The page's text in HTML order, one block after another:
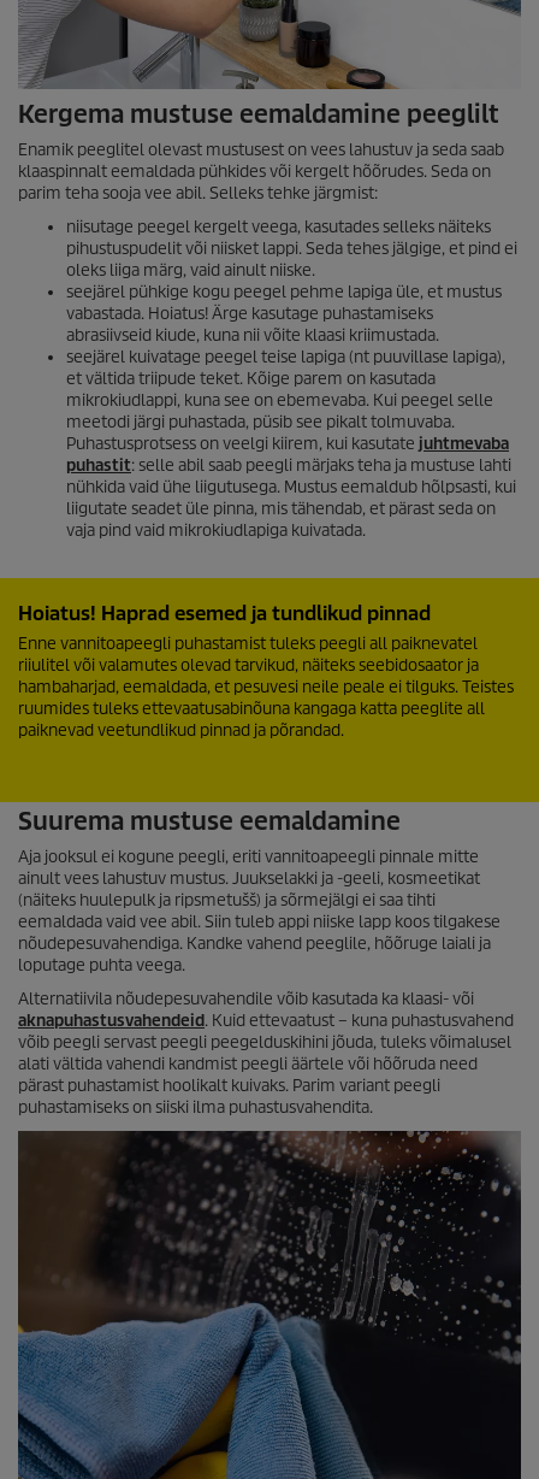
Kergema mustuse eemaldamine peeglilt
Enamik peeglitel olevast mustusest on vees lahustuv ja seda saab
klaaspinnalt eemaldada pühkides või kergelt hõõrudes. Seda on
parim teha sooja vee abil. Selleks tehke järgmist:
niisutage peegel kergelt veega, kasutades selleks näiteks
pihustuspudelit või niisket lappi. Seda tehes jälgige, et pind ei
oleks liiga märg, vaid ainult niiske.
seejärel pühkige kogu peegel pehme lapiga üle, et mustus
vabastada. Hoiatus! Ärge kasutage puhastamiseks
abrasiivseid kiude, kuna nii võite klaasi kriimustada.
seejärel kuivatage peegel teise lapiga (nt puuvillase lapiga),
et vältida triipude teket. Kõige parem on kasutada
mikrokiudlappi, kuna see on ebemevaba. Kui peegel selle
meetodi järgi puhastada, püsib see pikalt tolmuvaba.
Puhastusprotsess on veelgi kiirem, kui kasutate juhtmevaba
puhastit: selle abil saab peegli märjaks teha ja mustuse lahti
nühkida vaid ühe liigutusega. Mustus eemaldub hõlpsasti, kui
liigutate seadet üle pinna, mis tähendab, et pärast seda on
vaja pind vaid mikrokiudlapiga kuivatada.
Hoiatus! Haprad esemed ja tundlikud pinnad
Enne vannitoapeegli puhastamist tuleks peegli all paiknevatel
riiulitel või valamutes olevad tarvikud, näiteks seebidosaator ja
hambaharjad, eemaldada, et pesuvesi neile peale ei tilguks. Teistes
ruumides tuleks ettevaatusabinõuna kangaga katta peeglite all
paiknevad veetundlikud pinnad ja põrandad.
Suurema mustuse eemaldamine
Aja jooksul ei kogune peegli, eriti vannitoapeegli pinnale mitte
ainult vees lahustuv mustus. Juukselakki ja -geeli, kosmeetikat
(näiteks huulepulk ja ripsmetušš) ja sõrmejälgi ei saa tihti
eemaldada vaid vee abil. Siin tuleb appi niiske lapp koos tilgakese
nõudepesuvahendiga. Kandke vahend peeglile, hõõruge laiali ja
loputage puhta veega.
Alternatiivila nõudepesuvahendile võib kasutada ka klaasi- või
aknapuhastusvahendeid. Kuid ettevaatust – kuna puhastusvahend
võib peegli servast peegli peegelduskihini jõuda, tuleks võimalusel
alati vältida vahendi kandmist peegli äärtele või hõõruda need
pärast puhastamist hoolikalt kuivaks. Parim variant peegli
puhastamiseks on siiski ilma puhastusvahendita.